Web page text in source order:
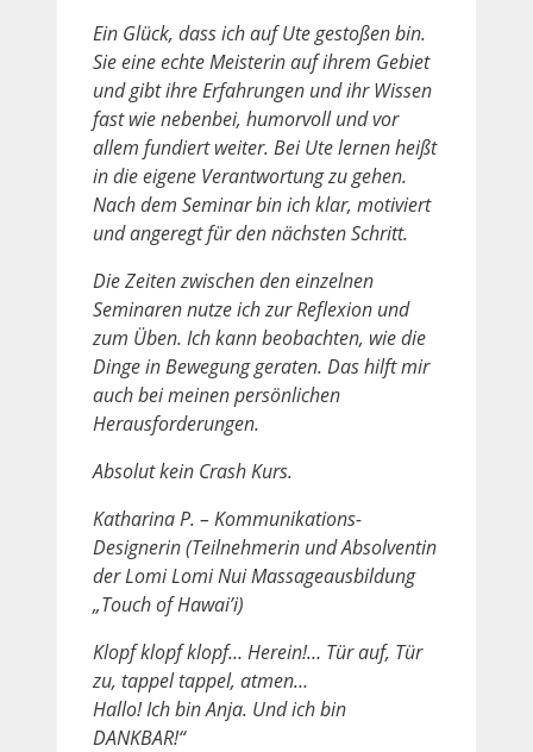
Ein Glück, dass ich auf Ute gestoßen bin.
Sie eine echte Meisterin auf ihrem Gebiet
und gibt ihre Erfahrungen und ihr Wissen
fast wie nebenbei, humorvoll und vor
allem fundiert weiter. Bei Ute lernen heißt
in die eigene Verantwortung zu gehen.
Nach dem Seminar bin ich klar, motiviert
und angeregt für den nächsten Schritt.
Die Zeiten zwischen den einzelnen
Seminaren nutze ich zur Reflexion und
zum Üben. Ich kann beobachten, wie die
Dinge in Bewegung geraten. Das hilft mir
auch bei meinen persönlichen
Herausforderungen.
Absolut kein Crash Kurs.
Katharina P. – Kommunikations-
Designerin(Teilnehmerin und Absolventin
der Lomi Lomi Nui Massageausbildung
„Touch of Hawai’i)
Klopf klopf klopf… Herein!… Tür auf, Tür
zu, tappel tappel, atmen…
Hallo! Ich bin Anja. Und ich bin
DANKBAR!“